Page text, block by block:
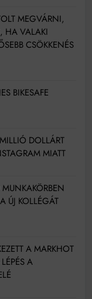
MEGVÁRNI,
HA VALAKI
CSÖKKENÉS
BIKESAFE
DOLLÁRT
MIATT
ÚJ KOLLÉGÁT
A MARKHOT
A